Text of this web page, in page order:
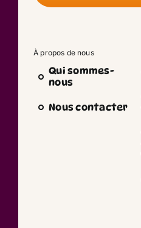
À propos de nous
Qui sommes-
nous
Nous contacter